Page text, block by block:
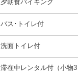
夕朝食バイキング
バス･トイレ付
洗面トイレ付
滞在中レンタル付（小物3